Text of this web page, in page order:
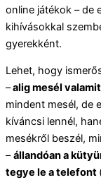
online játékok – de
kihívásokkal
gyerekként.
Lehet, hogy
–alig mesél
mindent mesél, de
kíváncsi lennél,
mesékről beszél,
–állandóan a
tegye le a telefont